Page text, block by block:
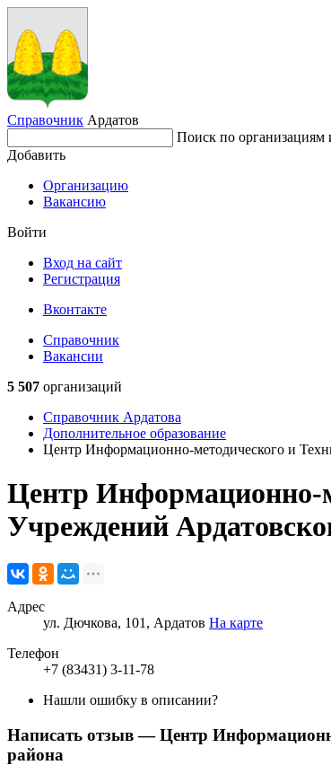
Справочник Ардатов
Поиск по организациям
Добавить
Организацию
Вакансию
Войти
Вход на сайт
Регистрация
Вконтакте
Справочник
Вакансии
5 507 организаций
Справочник Ардатова
Дополнительное образование
Центр Информационно-методического и
Центр Информационно-
Учреждений
Адрес
ул. Дючкова, 101, Ардатов На карте
Телефон
+7 (83431) 3-11-78
Нашли ошибку в описании?
Написать отзыв— Центр
района